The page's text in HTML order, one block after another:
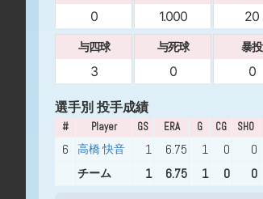
0 1.000 20
与四球
3
与死球
0
暴投
0
選手別 投手成績
# Player GS ERA G CG SHO
6 高橋 快音 1 6.75 1 0 0
チーム 1 6.75 1 0 0